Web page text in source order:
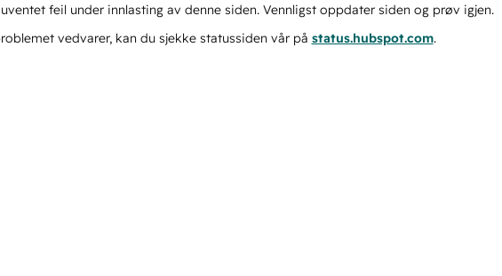
feil under innlasting av denne siden. Vennligst oppdater siden og prøv igjen.
vedvarer, kan du sjekke statussiden vår på status.hubspot.com.